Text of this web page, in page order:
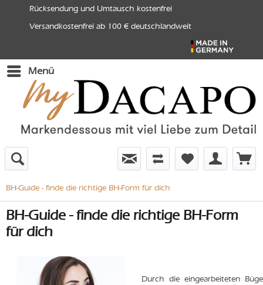
Rücksendung und Umtausch kostenfrei
Versandkostenfrei ab 100 € deutschlandweit
Menü
BH-Guide - finde die richtige BH-Form für dich
BH-Guide - finde die richtige BH-Form
für dich
Durch die eingearbeiteten